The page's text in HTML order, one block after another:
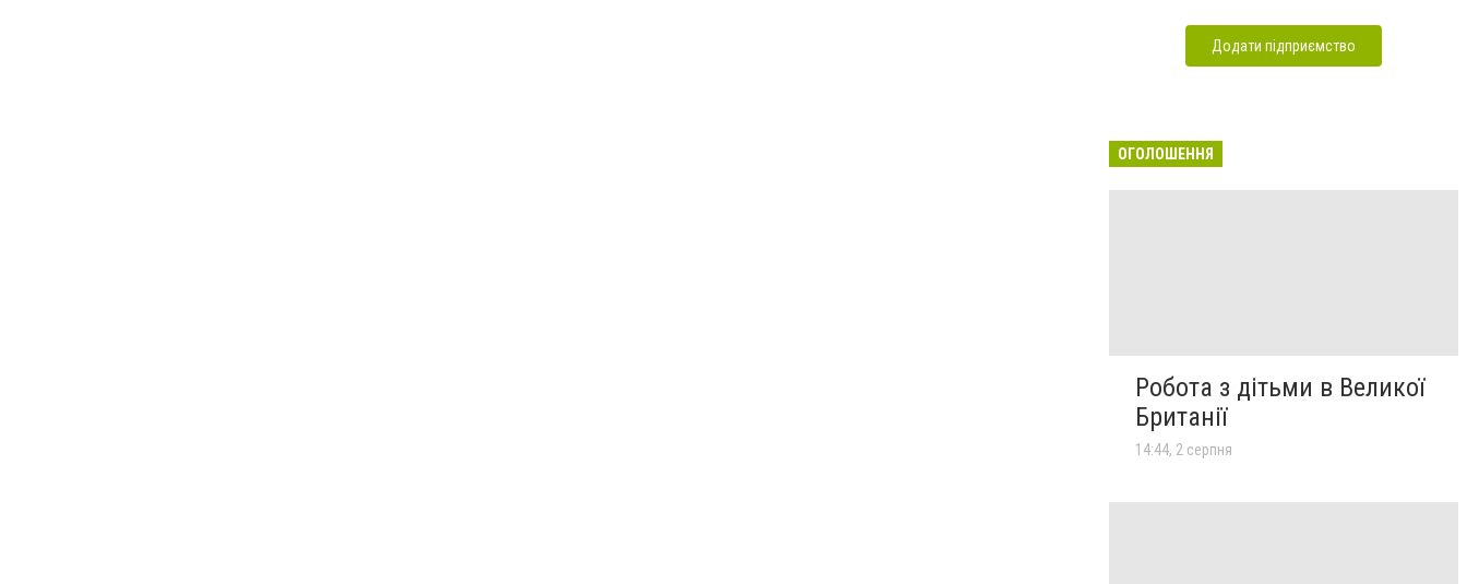
Додати підприємство
ОГОЛОШЕННЯ
Робота з дітьми в Великої
Британії
14:44, 2 серпня